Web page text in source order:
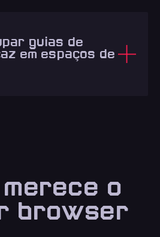
guias de
em espaços de
o
browser